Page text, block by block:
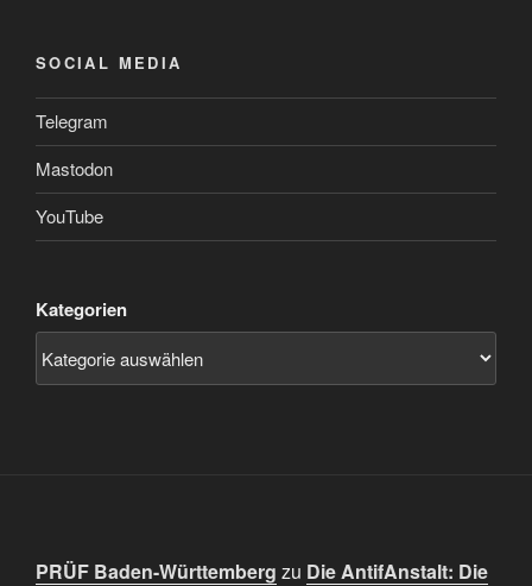
SOCIAL MEDIA
Telegram
Mastodon
YouTube
Kategorien
PRÜF Baden-Württemberg zu Die AntifAnstalt: Die